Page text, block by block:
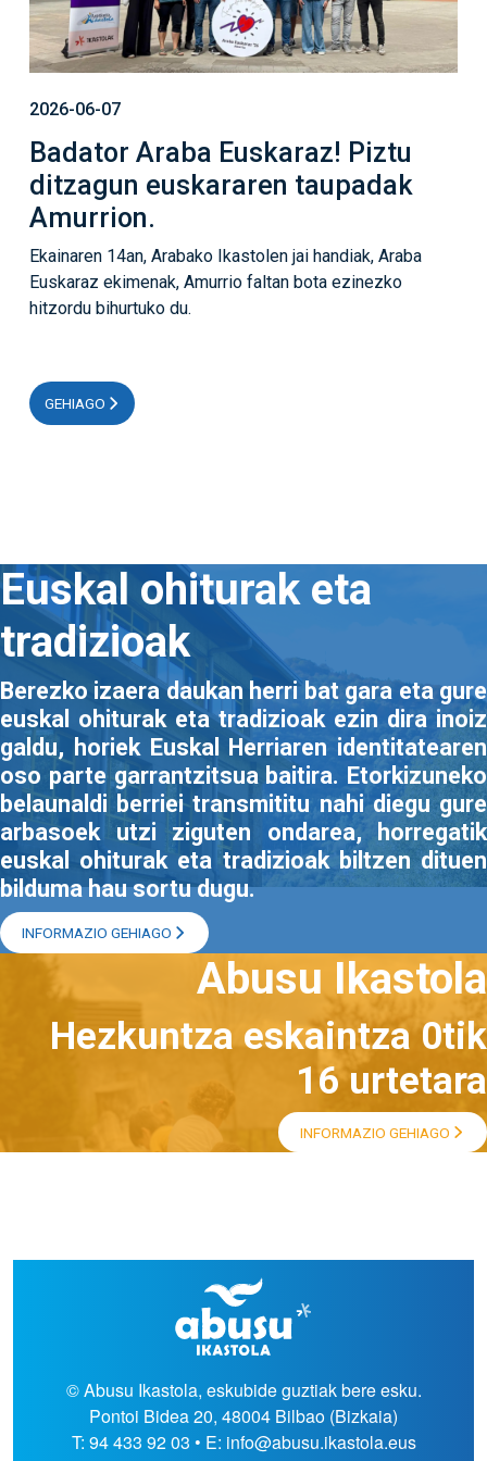
2026-06-07
Badator Araba Euskaraz! Piztu
ditzagun euskararen taupadak
Amurrion.
Ekainaren 14an, Arabako Ikastolen jai handiak, Araba
Euskaraz ekimenak, Amurrio faltan bota ezinezko
hitzordu bihurtuko du.
GEHIAGO
Euskal ohiturak eta
tradizioak
Berezko izaera daukan herri bat gara eta gure
euskal ohiturak eta tradizioak ezin dira inoiz
galdu, horiek Euskal Herriaren identitatearen
oso parte garrantzitsua baitira. Etorkizuneko
belaunaldi berriei transmititu nahi diegu gure
arbasoek utzi ziguten ondarea, horregatik
euskal ohiturak eta tradizioak biltzen dituen
bilduma hau sortu dugu.
INFORMAZIO GEHIAGO
Irudia
Abusu Ikastola
Hezkuntza eskaintza 0tik
16 urtetara
INFORMAZIO GEHIAGO
Irudia
© Abusu Ikastola, eskubide guztiak bere esku.
Pontoi Bidea 20, 48004 Bilbao (Bizkaia)
T: 94 433 92 03 • E: info@abusu.ikastola.eus